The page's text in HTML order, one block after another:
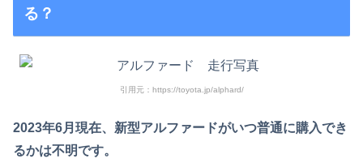
る？
引用元：https://toyota.jp/alphard/
2023年6月現在、新型アルファードがいつ普通に購入でき
るかは不明です。